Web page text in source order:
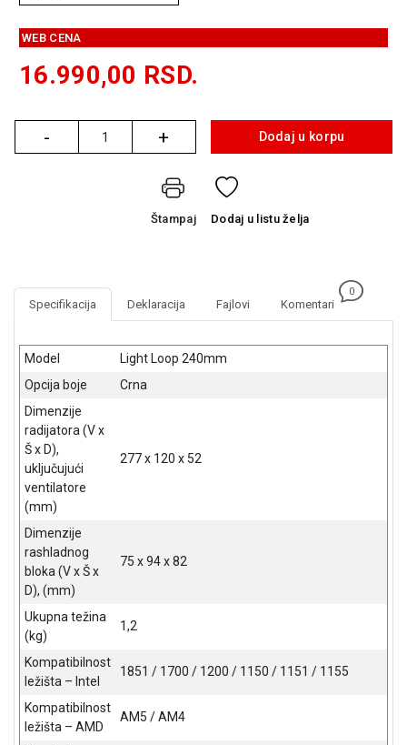
SISTEMI
MREŽNA
OPREMA
ŠTAMPAČI,
SKENERI I
FOTOKOPIRI
VIDEO
OPREMA
SOFTWARE
KABLOVI I
ADAPTERI
KANCELARIJSKI
MATERIJAL
SVE
ZA
KUĆU
ŠKOLSKI
PRIBOR
BICIKLE
FITNES
WEB CENA
16.990,00 RSD.
- + Dodaj u korpu
Štampaj Dodaj u listu želja
Specifikacija Deklaracija Fajlovi Komentari
0
Model
Light Loop 240mm
Opcija boje
Crna
Dimenzije
radijatora (V x
Š x D),
uključujući
ventilatore
(mm)
277 x 120 x 52
Dimenzije
rashladnog
bloka (V x Š x
D), (mm)
75 x 94 x 82
Ukupna težina
(kg)
1,2
Kompatibilnost
ležišta – Intel
1851 / 1700 / 1200 / 1150 / 1151 / 1155
Kompatibilnost
ležišta – AMD
AM5 / AM4